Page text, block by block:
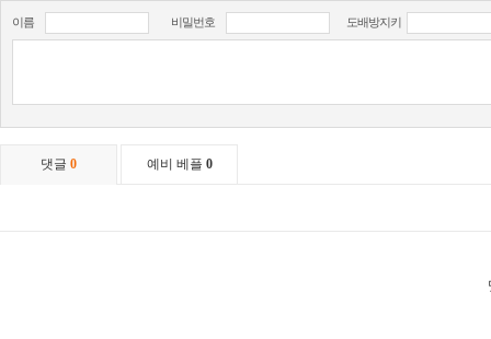
이름 비밀번호 도배방지키
댓글 0 예비 베플 0